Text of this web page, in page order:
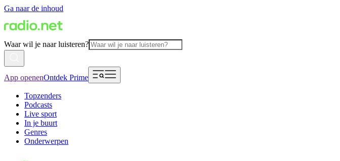
Ga naar de inhoud
Waar wil je naar luisteren?
App openenOntdek Prime
Topzenders
Podcasts
Live sport
In je buurt
Genres
Onderwerpen